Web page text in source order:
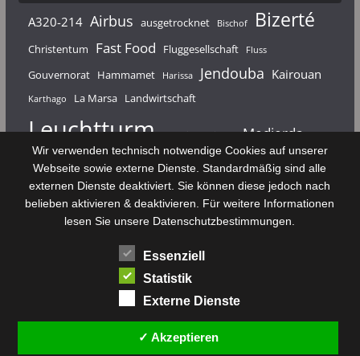
A320-214 Airbus ausgetrocknet Bischof Bizerté
Christentum Fast Food Fluggesellschaft Fluss
Gouvernorat Hammamet Harissa Jendouba Kairouan
Karthago La Marsa Landwirtschaft
Leuchtturm Mahdia Majerda Medjerda
Monastir Médenine Nabeul Nouvelair Punier
Rundfunk Römer Salzsee Sebkha
Sfax Sidi Bou Said Souk El Arba Sousse
Stadt Tabarka Telekommunikation
Zaghouan
Wir verwenden technisch notwendige Cookies auf unserer
Webseite sowie externe Dienste. Standardmäßig sind alle
externen Dienste deaktiviert. Sie können diese jedoch nach
belieben aktivieren & deaktivieren. Für weitere Informationen
lesen Sie unsere Datenschutzbestimmungen.
Essenziell
Statistik
Externe Dienste
✓ Akzeptieren